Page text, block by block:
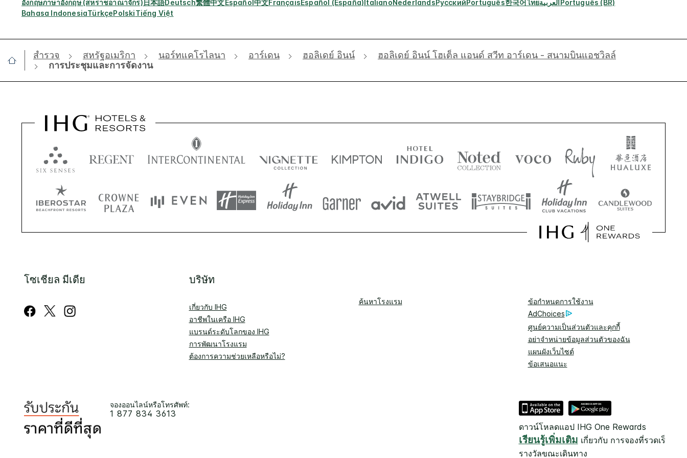
อังกฤษภาษาอังกฤษ (สหราชอาณาจักร)日本語Deutsch繁體中文Español中文FrançaisEspañol (España)ItalianoNederlandsРусскийPortuguês한국어ไทยالعربيةPortuguês (BR)
Bahasa IndonesiaTürkçePolskiTiếng Việt
สำรวจ สหรัฐอเมริกา นอร์ทแคโรไลนา อาร์เดน ฮอลิเดย์ อินน์
ฮอลิเดย์ อินน์ โฮเต็ล แอนด์ สวีท อาร์เดน - สนามบินแอชวิลล์
การประชุมและการจัดงาน
โซเชียล มีเดีย บริษัท
เกี่ยวกับ IHG
อาชีพในเครือ IHG
แบรนด์ระดับโลกของ IHG
การพัฒนาโรงแรม
ต้องการความช่วยเหลือหรือไม่?
ค้นหาโรงแรม
ข้อกำหนดการใช้งาน
AdChoices
ศูนย์ความเป็นส่วนตัวและคุกกี้
อย่าจำหน่ายข้อมูลส่วนตัวของฉัน
แผนผังเว็บไซต์
ข้อเสนอแนะ
จองออนไลน์หรือโทรศัพท์:
1 877 834 3613
ดาวน์โหลดแอป IHG One Rewards
เรียนรู้เพิ่มเติม เกี่ยวกับ การจองที่รวดเร็วและ
รางวัลขณะเดินทาง